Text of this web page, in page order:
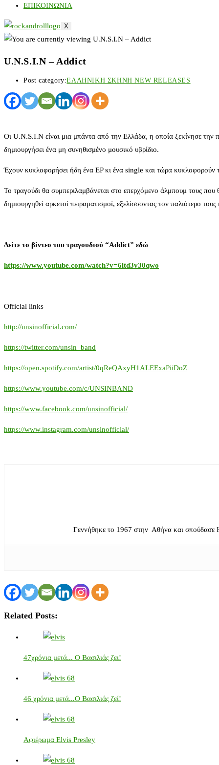
ΕΠΙΚΟΙΝΩΝΙΑ
X
U.N.S.I.N – Addict
Post category:ΕΛΛΗΝΙΚΗ ΣΚΗΝΗ NEW RELEASES
Οι U.N.S.I.N είναι μια μπάντα από την Ελλάδα, η οποία ξεκίνησε
δημιουργήσει ένα μη συνηθισμένο μουσικό υβρίδιο.
Έχουν κυκλοφορήσει ήδη ένα EP κι ένα single και τώρα κυκλοφορούν
Το τραγούδι θα συμπεριλαμβάνεται στο επερχόμενο άλμπουμ τους
δημιουργηθεί αρκετοί πειραματισμοί, εξελίσσοντας τον παλιότερο
Δείτε το βίντεο του τραγουδιού “Addict” εδώ
https://www.youtube.com/watch?v=6ltd3v30qwo
Official links
http://unsinofficial.com/
https://twitter.com/unsin_band
https://open.spotify.com/artist/0qReQAxyH1ALEExaPiiDoZ
https://www.youtube.com/c/UNSINBAND
https://www.facebook.com/unsinofficial/
https://www.instagram.com/unsinofficial/
Γεννήθηκε το 1967 στην Αθήνα και σπούδασε
Related Posts:
47χρόνια μετά... Ο Βασιλιάς ζει!
46 χρόνια μετά...Ο Βασιλιάς ζεί!
Αφιέρωμα Elvis Presley